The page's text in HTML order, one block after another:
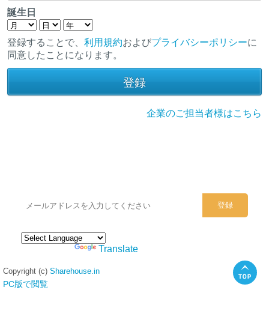
誕生日
登録することで、 利用規約およびプライバシーポリシーに
同意したことになります。
企業のご担当者様はこちら
Translate
Copyright (c) Sharehouse.in
PC版で閲覧